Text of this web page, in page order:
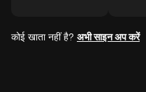
कोई खाता नहीं है? अभी साइन अप करें